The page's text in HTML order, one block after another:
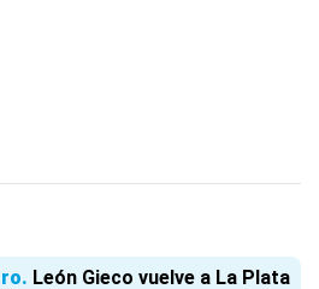
León Gieco vuelve a La Plata